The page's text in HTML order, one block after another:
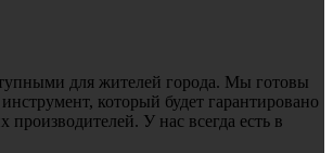
для жителей города. Мы готовы
который будет гарантировано
У нас всегда есть в